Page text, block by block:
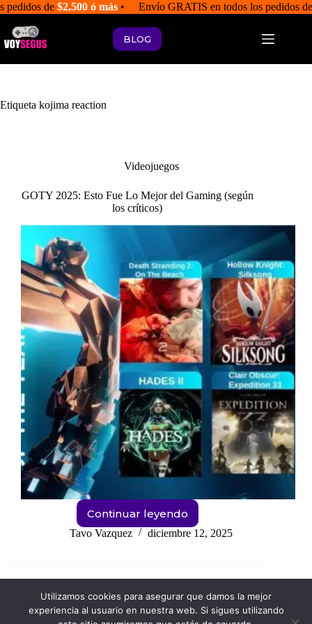
Saltar
al
contenido
pedidos de$2,500 ó más • Envío GRATIS en todos los pedidos
BLOG
Etiqueta kojima reaction
Videojuegos
GOTY 2025: Esto Fue Lo Mejor del Gaming (según
los críticos)
Continuar leyendo
GOTY
2025:
del
Gaming
Tavo Vazquez diciembre 12, 2025
Utilizamos cookies para asegurar que damos la mejor
experiencia al usuario en nuestra web. Si sigues utilizando